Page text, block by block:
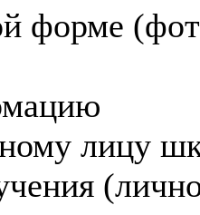
форме
лицу